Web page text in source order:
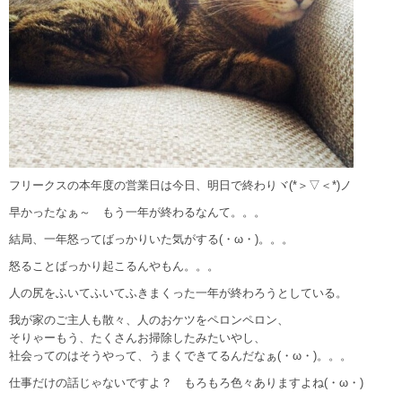
フリークスの本年度の営業日は今日、明日で終わりヾ(*＞▽＜*)ノ
早かったなぁ～ もう一年が終わるなんて。。。
結局、一年怒ってばっかりいた気がする(・ω・)。。。
怒ることばっかり起こるんやもん。。。
人の尻をふいてふいてふきまくった一年が終わろうとしている。
我が家のご主人も散々、人のおケツをペロンペロン、
そりゃーもう、たくさんお掃除したみたいやし、
社会ってのはそうやって、うまくできてるんだなぁ(・ω・)。。。
仕事だけの話じゃないですよ？ もろもろ色々ありますよね(・ω・)